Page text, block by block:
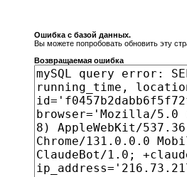
Ошибка с базой данных.
Вы можете попробовать обновить эту
Возвращаемая ошибка